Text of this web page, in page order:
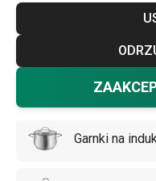
produktów
maksymalnie szeroka i
Wysokiej jakości
użytecznych funkci oraz
reprezentują garnki
garnki z powłoką
Garnki(80)
Garnki na